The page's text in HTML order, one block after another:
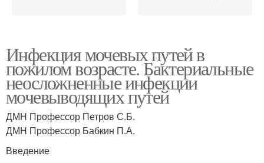
Инфекция мочевых путей в
пожилом возрасте. Бактериальные
неосложненные инфекции
мочевыводящих путей
ДМН Профессор Петров С.Б.
ДМН Профессор Бабкин П.А.
Введение